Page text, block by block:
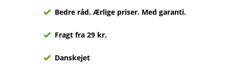
Bedre råd. Ærlige priser. Med garanti.
Fragt fra 29 kr.
Danskejet